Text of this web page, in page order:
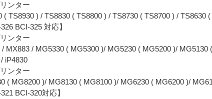
ンター
( TS8930 ) / TS8830 ( TS8800 ) / TS8730 ( TS8700 ) / TS8630
326 BCI-325 対応】
ンター
/ MX883 / MG5330 ( MG5300 )/ MG5230 ( MG5200 )/ MG5130
iP4830
ンター
( MG8200 )/ MG8130 ( MG8100 )/ MG6230 ( MG6200 )/
321 BCI-320対応】